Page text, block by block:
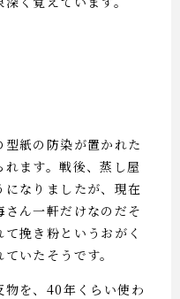
紙の防染が置かれた
ます。戦後、蒸し屋
なりましたが、現在
ん一軒だけなのだそ
挽き粉というおがく
いたそうです。
を、40年くらい使わ